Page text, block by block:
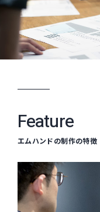
Feature
エムハンドの制作の特徴